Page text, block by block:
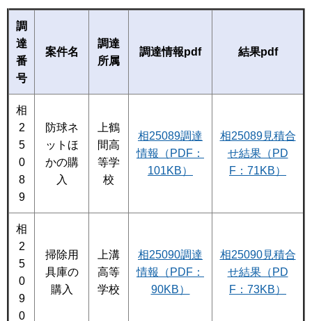
調
達
番
号
案件名
調達
所属
調達情報pdf 結果pdf
相
2
5
0
8
9
防球ネ
ットほ
かの購
入
上鶴
間高
等学
校
相25089調達
情報（PDF：
101KB）
相25089見積合
せ結果（PD
F：71KB）
相
2
5
0
9
0
掃除用
具庫の
購入
上溝
高等
学校
相25090調達
情報（PDF：
90KB）
相25090見積合
せ結果（PD
F：73KB）